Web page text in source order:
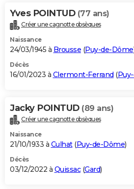
Yves POINTUD (77 ans)
Créer une cagnotte obsèques
Naissance
24/03/1945 à Brousse (Puy-de-Dôme
Décès
16/01/2023 à Clermont-Ferrand (
Jacky POINTUD (89 ans)
Créer une cagnotte obsèques
Naissance
21/10/1933 à Culhat(Puy-de-Dôme)
Décès
03/12/2022 à Quissac(Gard)